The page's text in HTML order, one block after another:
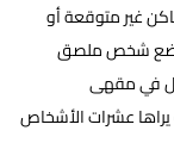
غير متوقعة أو
يضع شخص ملصق
في مقهى
يراها عشرات الأشخاص